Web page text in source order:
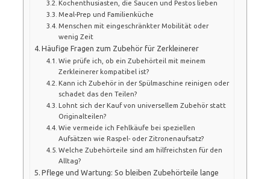
Kochenthusiasten, die Saucen und Pestos lieben
Meal-Prep und Familienküche
Menschen mit eingeschränkter Mobilität oder
wenig Zeit
Häufige Fragen zum Zubehör für Zerkleinerer
Wie prüfe ich, ob ein Zubehörteil mit meinem
Zerkleinerer kompatibel ist?
Kann ich Zubehör in der Spülmaschine reinigen oder
schadet das den Teilen?
Lohnt sich der Kauf von universellem Zubehör statt
Originalteilen?
Wie vermeide ich Fehlkäufe bei speziellen
Aufsätzen wie Raspel- oder Zitronenaufsatz?
Welche Zubehörteile sind am hilfreichsten für den
Alltag?
Pflege und Wartung: So bleiben Zubehörteile lange